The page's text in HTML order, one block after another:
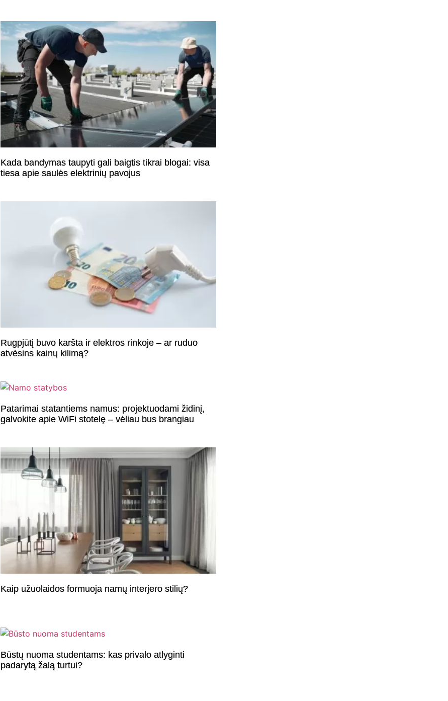
Kada bandymas taupyti gali baigtis tikrai blogai: visa
tiesa apie saulės elektrinių pavojus
Rugpjūtį buvo karšta ir elektros rinkoje – ar ruduo
atvėsins kainų kilimą?
Patarimai statantiems namus: projektuodami židinį,
galvokite apie WiFi stotelę – vėliau bus brangiau
Kaip užuolaidos formuoja namų interjero stilių?
Būstų nuoma studentams: kas privalo atlyginti
padarytą žalą turtui?